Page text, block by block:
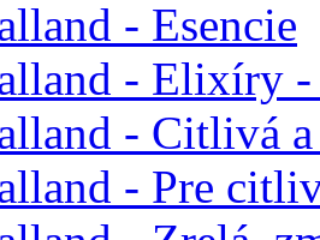
- Esencie
- Elixíry
- Citlivá
- Pre